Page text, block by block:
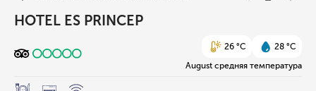
HOTEL ES PRINCEP
26 °C
28 °C
August средняя температура